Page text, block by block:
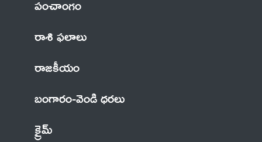
రాశి ఫలాలు
రాజకీయం
బంగారం-వెండి ధరలు
క్రైమ్